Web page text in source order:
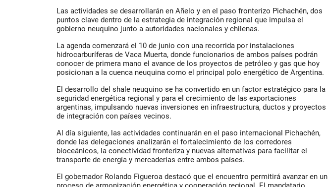
Las actividades se desarrollarán en Añelo y en el paso fronterizo Pichachén, dos
puntos clave dentro de la estrategia de integración regional que impulsa el
gobierno neuquino junto a autoridades nacionales y chilenas.
La agenda comenzará el 10 de junio con una recorrida por instalaciones
hidrocarburíferas de Vaca Muerta, donde funcionarios de ambos países podrán
conocer de primera mano el avance de los proyectos de petróleo y gas que hoy
posicionan a la cuenca neuquina como el principal polo energético de Argentina.
El desarrollo del shale neuquino se ha convertido en un factor estratégico para la
seguridad energética regional y para el crecimiento de las exportaciones
argentinas, impulsando nuevas inversiones en infraestructura, ductos y proyectos
de integración con países vecinos.
Al día siguiente, las actividades continuarán en el paso internacional Pichachén,
donde las delegaciones analizarán el fortalecimiento de los corredores
bioceánicos, la conectividad fronteriza y nuevas alternativas para facilitar el
transporte de energía y mercaderías entre ambos países.
El gobernador Rolando Figueroa destacó que el encuentro permitirá avanzar en un